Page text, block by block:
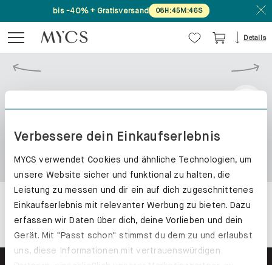
Verbessere dein Einkaufserlebnis
MYCS verwendet Cookies und ähnliche Technologien, um
unsere Website sicher und funktional zu halten, die
Leistung zu messen und dir ein auf dich zugeschnittenes
Einkaufserlebnis mit relevanter Werbung zu bieten. Dazu
erfassen wir Daten über dich, deine Vorlieben und dein
Gerät. Mit "Passt schon" stimmst du dem zu und erlaubst
uns, diese Informationen mit vertrauenswürdigen
bis -40% + Gratisversand 08H:45M:45S
Details